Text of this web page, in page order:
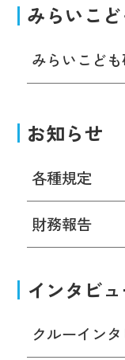
みらいこ
みらいこど
お知らせ
各種規定
財務報告
インタビ
クルーイン